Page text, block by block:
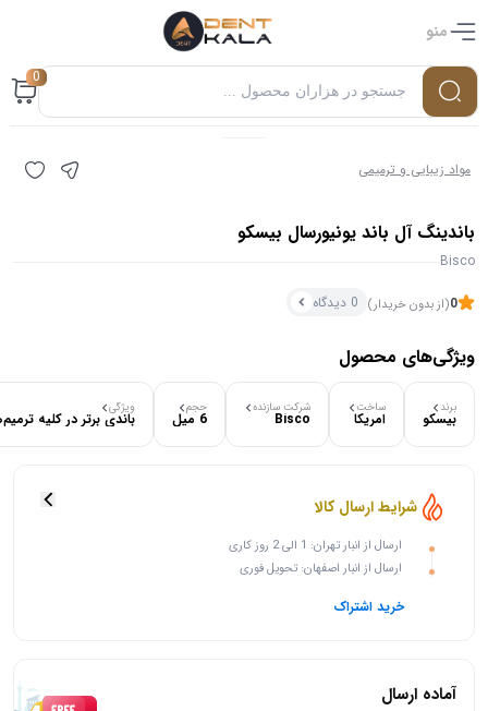
منو
0
مواد زیبایی و ترمیمی
باندینگ آل باند یونیورسال بیسکو
Bisco
0(از بدون خریدار) 0 دیدگاه
ویژگی‌های محصول
برند
بیسکو
ساخت
امریکا
شرکت سازنده
Bisco
حجم
6 میل
ویژگی
باندی برتر در کلیه
شرایط ارسال کالا
ارسال از انبار تهران: 1 الی 2 روز کاری
ارسال از انبار اصفهان: تحویل فوری
خرید اشتراک
آماده ارسال